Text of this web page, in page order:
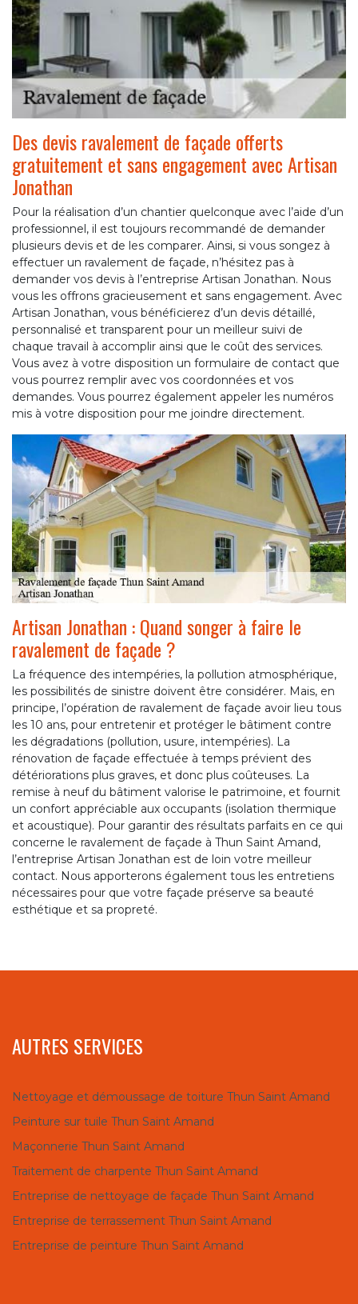
Des devis ravalement de façade offerts
gratuitement et sans engagement avec Artisan
Jonathan
Pour la réalisation d’un chantier quelconque avec l’aide d’un
professionnel, il est toujours recommandé de demander
plusieurs devis et de les comparer. Ainsi, si vous songez à
effectuer un ravalement de façade, n’hésitez pas à
demander vos devis à l’entreprise Artisan Jonathan. Nous
vous les offrons gracieusement et sans engagement. Avec
Artisan Jonathan, vous bénéficierez d’un devis détaillé,
personnalisé et transparent pour un meilleur suivi de
chaque travail à accomplir ainsi que le coût des services.
Vous avez à votre disposition un formulaire de contact que
vous pourrez remplir avec vos coordonnées et vos
demandes. Vous pourrez également appeler les numéros
mis à votre disposition pour me joindre directement.
Artisan Jonathan : Quand songer à faire le
ravalement de façade ?
La fréquence des intempéries, la pollution atmosphérique,
les possibilités de sinistre doivent être considérer. Mais, en
principe, l’opération de ravalement de façade avoir lieu tous
les 10 ans, pour entretenir et protéger le bâtiment contre
les dégradations (pollution, usure, intempéries). La
rénovation de façade effectuée à temps prévient des
détériorations plus graves, et donc plus coûteuses. La
remise à neuf du bâtiment valorise le patrimoine, et fournit
un confort appréciable aux occupants (isolation thermique
et acoustique). Pour garantir des résultats parfaits en ce qui
concerne le ravalement de façade à Thun Saint Amand,
l’entreprise Artisan Jonathan est de loin votre meilleur
contact. Nous apporterons également tous les entretiens
nécessaires pour que votre façade préserve sa beauté
esthétique et sa propreté.
AUTRES SERVICES
Nettoyage et démoussage de toiture Thun Saint Amand
Peinture sur tuile Thun Saint Amand
Maçonnerie Thun Saint Amand
Traitement de charpente Thun Saint Amand
Entreprise de nettoyage de façade Thun Saint Amand
Entreprise de terrassement Thun Saint Amand
Entreprise de peinture Thun Saint Amand